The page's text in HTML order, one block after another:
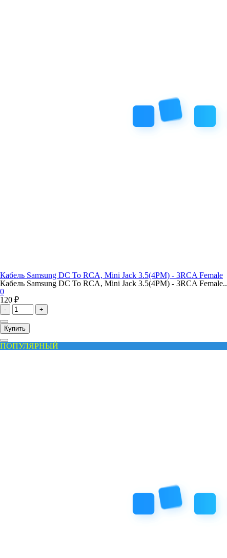
Кабель Samsung DC To RCA, Mini Jack 3.5(4PM) - 3RCA Female
Кабель Samsung DC To RCA, Mini Jack 3.5(4PM) - 3RCA Female..
0
120 ₽
- +
Купить
ПОПУЛЯРНЫЙ